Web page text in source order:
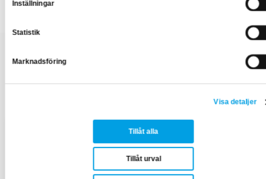
Inställningar
Statistik
Marknadsföring
Visa detaljer
Tillåt alla
Tillåt urval